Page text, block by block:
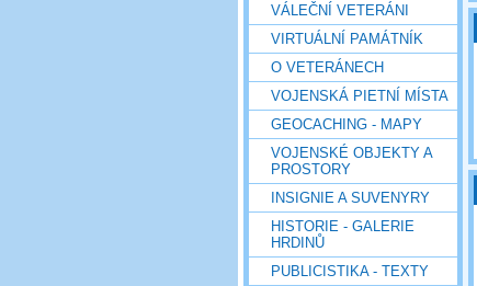
VÁLEČNÍ VETERÁNI
VIRTUÁLNÍ PAMÁTNÍK
O VETERÁNECH
VOJENSKÁ PIETNÍ MÍSTA
GEOCACHING - MAPY
VOJENSKÉ OBJEKTY A
PROSTORY
INSIGNIE A SUVENYRY
HISTORIE - GALERIE
HRDINŮ
PUBLICISTIKA - TEXTY